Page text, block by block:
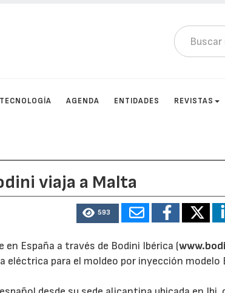
TECNOLOGÍA AGENDA ENTIDADES REVISTAS
viaja a Malta
593
España a través de Bodini Ibérica (
eléctrica para el moldeo por inyección modelo